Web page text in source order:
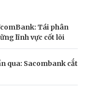
Tái phân
lĩnh vực cốt lõi
qua: Sacombank cắt